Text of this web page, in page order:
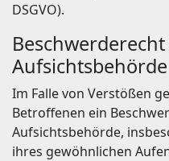
DSGVO).
Aufsichts­behörde
Im Falle von Verstößen
Betroffenen ein
Aufsichtsbehörde,
ihres gewöhnlichen